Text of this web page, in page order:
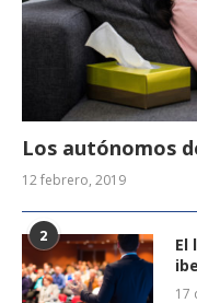
Los autónomos
12 febrero, 2019
2
El
17